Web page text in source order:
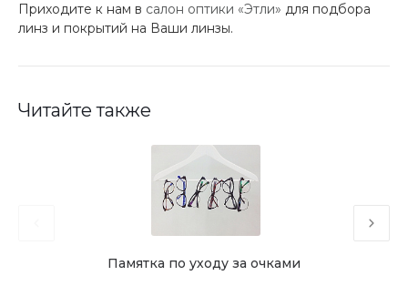
Приходите к нам в салон оптики «Этли» для подбора
линз и покрытий на Ваши линзы.
Читайте также
Памятка по уходу за очками